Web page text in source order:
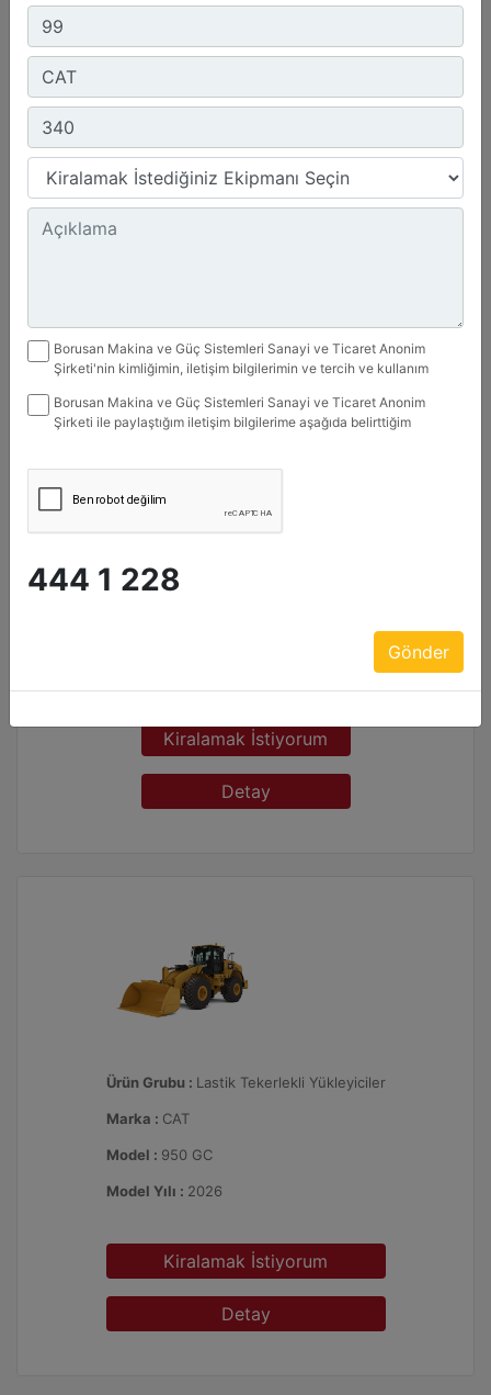
Model :340
Model Yılı :2026
Marka :
Kiralamak İstiyorum
Detay
Ürün Grubu : Lastik Tekerlekli Yükleyiciler
Marka : CAT
Model : 950 GC
Model Yılı : 2026
Kiralamak İstiyorum
Detay
Borusan Makina ve Güç Sistemleri Sanayi ve Ticaret Anonim
Şirketi'nin kimliğimin, iletişim bilgilerimin ve tercih ve kullanım
İşlenmesine İlişkin Bilgilendirme Bildirimi kapsamında (yurt içinde
veya yurt dışında) işlenmesine izin veriyorum. Veriler, ürün ve
tanıtım faaliyetleri yürütmek, satın aldığım veya ilgilendiğim ürün
ve hizmetlerle ilgili tercih, alışkanlık ve beğenilerimi incelemek
amacıyla; bu kapsamda ürün ve hizmetlerin özelleştirilmesi ve
Borusan Makina ve Güç Sistemleri Sanayi ve Ticaret Anonim
Şirketi ile paylaştığım iletişim bilgilerime aşağıda belirttiğim
444 1 228
Gönder